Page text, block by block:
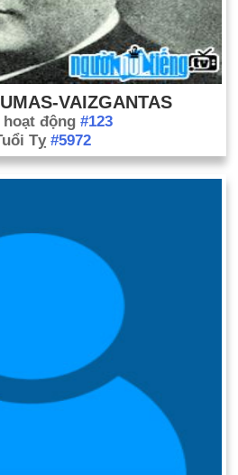
VAIZGANTAS
hoạt động #123
Tỵ #5972